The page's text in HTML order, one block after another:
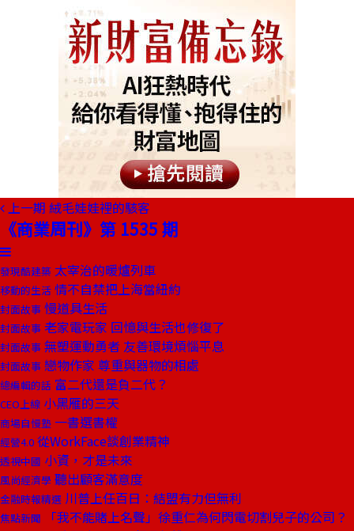
上一期 絨毛娃娃裡的駭客
《商業周刊》第 1535 期
發現酷建築 太宰治的暖爐列車
移動的生活 情不自禁把上海當紐約
封面故事 慢道具生活
封面故事 老家電玩家 回憶與生活也修復了
封面故事 無塑運動勇者 友善環境煩惱平息
封面故事 戀物作家 尊重與器物的相處
總編輯的話 富二代還是負二代？
CEO上線 小黑雁的三天
商場自慢塾 一書選書權
經營4.0 從WorkFace談創業精神
透視中國 小資，才是未來
風尚經濟學 聽出顧客滿意度
金融時報精選 川普上任百日：結盟有力但無利
焦點新聞 「我不能賭上名聲」徐重仁為何閃電切割兒子的公司？